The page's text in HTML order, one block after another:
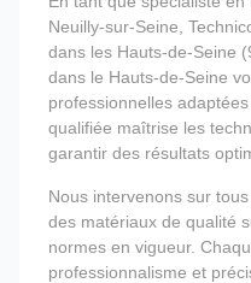
Neuilly-sur-Seine,
dans les Hauts-de-Seine
dans le Hauts-de-Seine
professionnelles
qualifiée maîtrise les
garantir des résultats
Nous intervenons sur
des matériaux de qualité
normes en vigueur.
professionnalisme et